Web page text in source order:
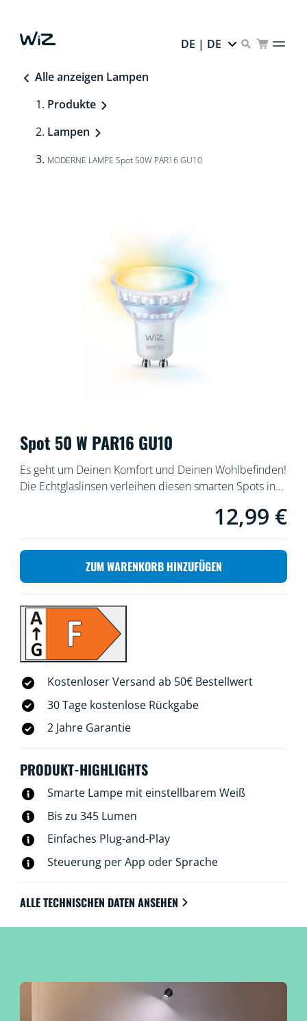
DE | DE
Alle anzeigen Lampen
Produkte
Lampen
MODERNE LAMPE Spot 50W PAR16 GU10
Spot 50 W PAR16 GU10
Es geht um Deinen Komfort und Deinen Wohlbefinden!
Die Echtglaslinsen verleihen diesen smarten Spots in
Eleganz. Aber sie haben noch mehr zu bieten: ein
Stimmungen. Nutze Kaltweiß, wenn Du Dich
konzentrieren musst, oder gemütliches Warmweiß,
wenn Du Dich entspannen möchtest – einfach so, wie
kannst Du per Sprache, mit der WiZ-Fernbedienung
oder der WiZ-App steuern. Daheim ebenso wie
unterwegs. Du kannst die WiZ Spots im GU10-
Formfaktor ganz einfach mit Deinem vorhandenen
WLAN verbinden. Du benötigst keine zusätzliche
Hardware und keine Netzwerkkenntnisse oder
Einrichtungsprozesse.
Aktueller Preis ist
12,99 €
ZUM WARENKORB HINZUFÜGEN
Kostenloser Versand ab 50€ Bestellwert
30 Tage kostenlose Rückgabe
2 Jahre Garantie
PRODUKT-HIGHLIGHTS
Smarte Lampe mit einstellbarem Weiß
Bis zu 345 Lumen
Einfaches Plug-and-Play
Steuerung per App oder Sprache
ALLE TECHNISCHEN DATEN ANSEHEN